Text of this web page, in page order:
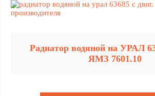
Радиатор водяной на УРАЛ
ЯМЗ 7601.10